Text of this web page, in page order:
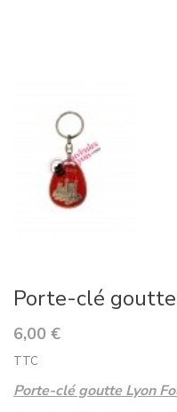
Porte-clé
6,00 €
TTC
Porte-clé goutte Lyon